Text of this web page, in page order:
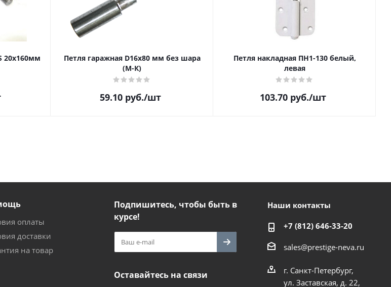
20х160мм
Петля гаражная D16х80 мм без шара
(М-К)
59.10руб./шт
Петля накладная ПН1-130 белый,
левая
103.70руб./шт
оплаты
доставки
на товар
Подпишитесь, чтобы быть в
курсе!
Оставайтесь на связи
Наши контакты
+7 (812) 646-33-20
sales@prestige-neva.ru
г. Санкт-Петербург,
ул. Заставская, д. 22,